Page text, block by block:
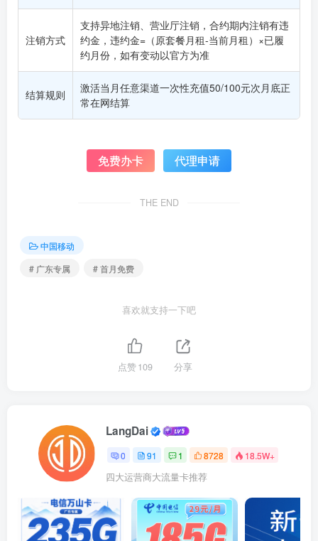
注销方式
支持异地注销、营业厅注销，合约期内注销有违
约金，违约金=（原套餐月租-当前月租）×已履
约月份，如有变动以官方为准
结算规则
激活当月任意渠道一次性充值50/100元次月底正
常在网结算
免费办卡 代理申请
THE END
中国移动
# 广东专属
# 首月免费
喜欢就支持一下吧
点赞109 分享
LangDai
0 91 1 8728 18.5W+
四大运营商大流量卡推荐